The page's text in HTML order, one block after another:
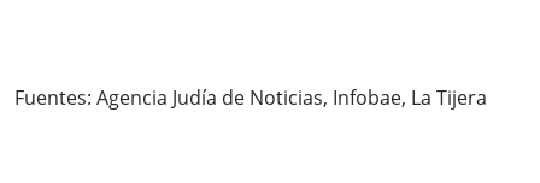
Fuentes: Agencia Judía de Noticias, Infobae, La Tijera